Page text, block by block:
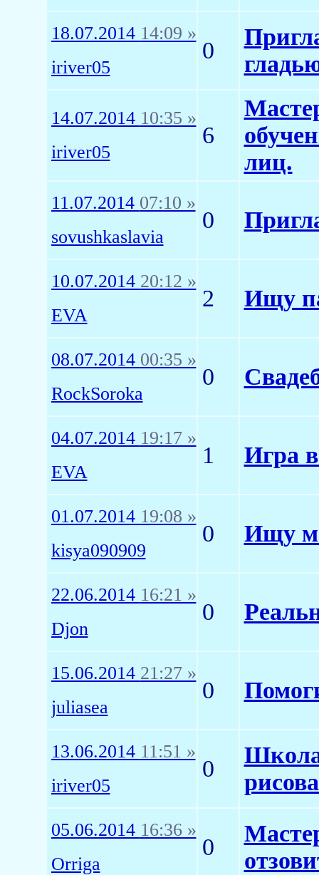
18.07.2014 14:09 »
iriver05
0
14.07.2014 10:35 »
iriver05
6
лиц.
11.07.2014 07:10 »
sovushkaslavia
0
10.07.2014 20:12 »
EVA
2 Ищу
08.07.2014 00:35 »
RockSoroka
0
04.07.2014 19:17 »
EVA
1 Игра
01.07.2014 19:08 »
kisya090909
0 Ищу
22.06.2014 16:21 »
Djon
0
15.06.2014 21:27 »
juliasea
0
13.06.2014 11:51 »
iriver05
0
Школа
05.06.2014 16:36 »
Orriga
0